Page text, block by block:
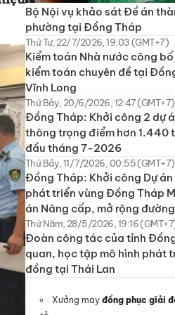
Bộ Nội vụ khảo sát Đề án
phường tại Đồng Tháp
Thứ Tư, 22/7/2026, 19:03 (GMT+7)
Kiểm toán Nhà nước công
kiểm toán chuyên đề tại
Vĩnh Long
Thứ Bảy, 20/6/2026, 12:47 (GMT+7)
Đồng Tháp: Khởi công 2 dự
thông trọng điểm hơn 1.440
đầu tháng 7-2026
Thứ Bảy, 11/7/2026, 00:55 (GMT+7)
Đồng Tháp: Khởi công Dự
phát triển vùng Đồng Tháp
án Nâng cấp, mở rộng
Thứ Năm, 28/5/2026, 19:16
Đoàn công tác của tỉnh
quan, học tập mô hình phát
đồng tại Thái Lan
Xưởng may đồng phục giải